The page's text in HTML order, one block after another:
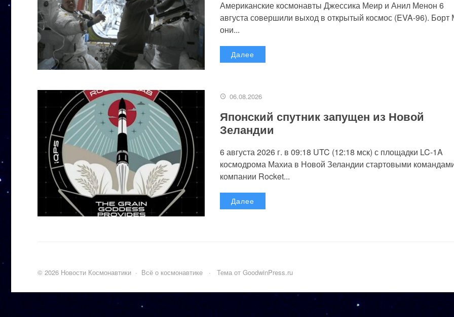
Американские космонавты Джессика Меир и Анил Менон 6
августа совершили выход в открытый космос (EVA-96).
они...
Далее
06.08.2026
Японский спутник запущен из Новой
Зеландии
6 августа 2026 г. в 09:18 UTC (12:18 мск) с площадки LC-1A
космодрома Махиа в Новой Зеландии стартовыми
компании Rocket...
Далее
© 2026 Новости Космонавтики · Всё о космонавтике · Тема от GoodwinPress.ru